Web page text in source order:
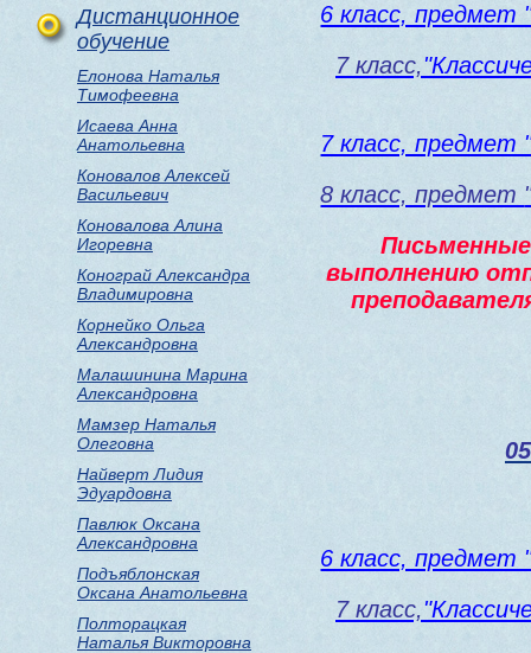
Дистанционное
обучение
Елонова Наталья
Тимофеевна
Исаева Анна
Анатольевна
Коновалов Алексей
Васильевич
Коновалова Алина
Игоревна
Конограй Александра
Владимировна
Корнейко Ольга
Александровна
Малашинина Марина
Александровна
Мамзер Наталья
Олеговна
Найверт Лидия
Эдуардовна
Павлюк Оксана
Александровна
Подъяблонская
Оксана Анатольевна
Полторацкая
Наталья Викторовна
6 класс, предмет
7 класс,
7 класс, предмет
8 класс, предмет
выполнению
6 класс, предмет
7 класс,